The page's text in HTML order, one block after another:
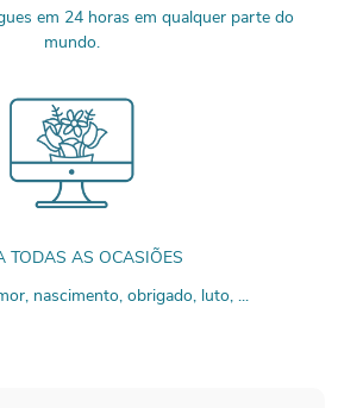
em 24 horas em qualquer parte do
mundo.
TODAS AS OCASIÕES
nascimento, obrigado, luto, ...